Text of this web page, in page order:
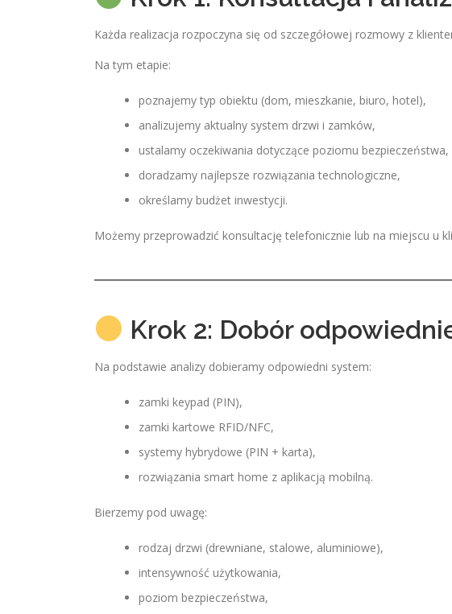
Każda realizacja rozpoczyna się od szczegółowej rozmowy z
Na tym etapie:
poznajemy typ obiektu (dom, mieszkanie, biuro, hotel),
analizujemy aktualny system drzwi i zamków,
ustalamy oczekiwania dotyczące poziomu bezpieczeństwa,
doradzamy najlepsze rozwiązania technologiczne,
określamy budżet inwestycji.
Możemy przeprowadzić konsultację telefonicznie lub na miejscu u
Krok 2: Dobór
Na podstawie analizy dobieramy odpowiedni system:
zamki keypad (PIN),
zamki kartowe RFID/NFC,
systemy hybrydowe (PIN + karta),
rozwiązania smart home z aplikacją mobilną.
Bierzemy pod uwagę:
rodzaj drzwi (drewniane, stalowe, aluminiowe),
intensywność użytkowania,
poziom bezpieczeństwa,